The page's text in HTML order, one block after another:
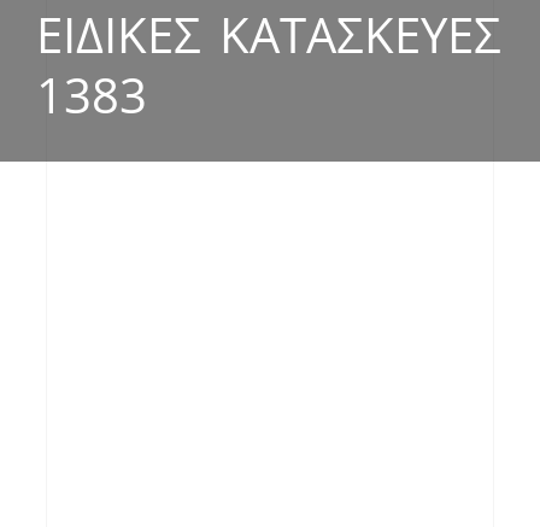
ΕΙΔΙΚΈΣ ΚΑΤΑΣΚΕΥΈΣ
1383